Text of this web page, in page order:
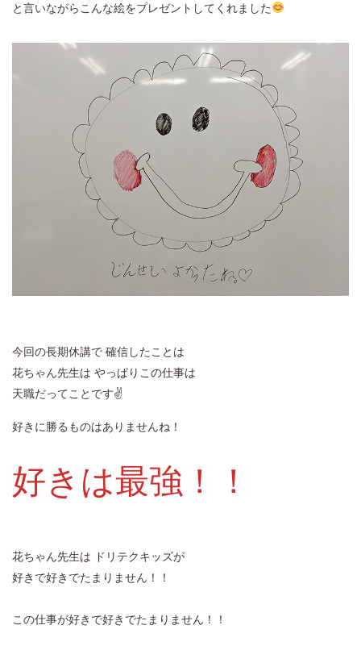
と言いながらこんな絵をプレゼントしてくれました
今回の長期休講で 確信したことは
花ちゃん先生は やっぱりこの仕事は
天職だってことです✌
好きに勝るものはありませんね！
好きは最強！！
花ちゃん先生は ドリテクキッズが
好きで好きでたまりません！！
この仕事が好きで好きでたまりません！！